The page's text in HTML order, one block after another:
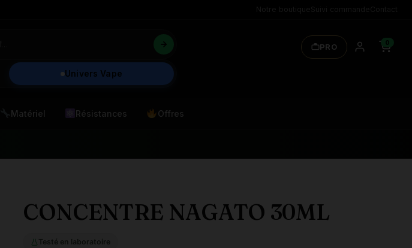
Univers Vape
PRO 0
Matériel Résistances Offres
CONCENTRE NAGATO 30ML
Testé en laboratoire